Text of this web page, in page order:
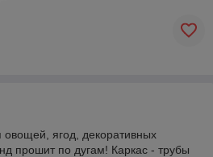
ягод, декоративных
прошит по дугам! Каркас - трубы